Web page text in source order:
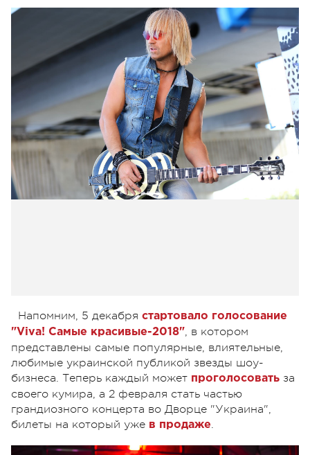
Напомним, 5 декабря стартовало голосование
"Viva! Самые красивые-2018", в котором
представлены самые популярные, влиятельные,
любимые украинской публикой звезды шоу-
бизнеса. Теперь каждый может проголосовать за
своего кумира, а 2 февраля стать частью
грандиозного концерта во Дворце "Украина",
билеты на который уже в продаже.